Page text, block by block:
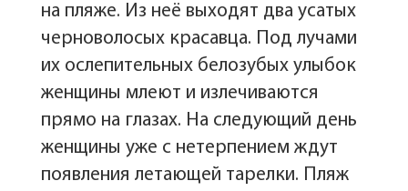
на пляже. Из неё выходят два усатых
черноволосых красавца. Под лучами
их ослепительных белозубых улыбок
женщины млеют и излечиваются
прямо на глазах. На следующий день
женщины уже с нетерпением ждут
появления летающей тарелки. Пляж